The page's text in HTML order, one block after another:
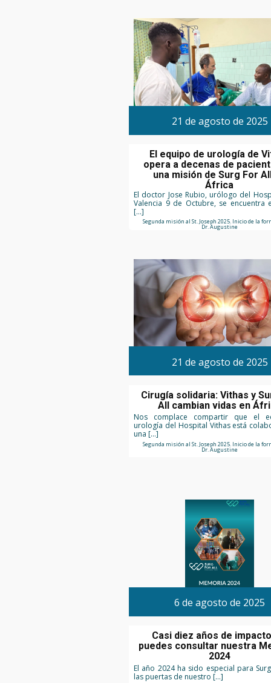
21 de agosto de 2025
El equipo de urología de
opera a decenas de
una misión de Surg For
África
El doctor Jose Rubio, urólogo del
Valencia 9 de Octubre, se encuentra
[…]
Segunda misión al St. Joseph 2025. Inicio de la
Dr. Augustine
21 de agosto de 2025
Cirugía solidaria: Vithas y
All cambian vidas en
Nos complace compartir que el
urología del Hospital Vithas está
una […]
Segunda misión al St. Joseph 2025. Inicio de la
Dr. Augustine
6 de agosto de 2025
Casi diez años de
puedes consultar nuestra
2024
El año 2024 ha sido especial para
las puertas de nuestro […]